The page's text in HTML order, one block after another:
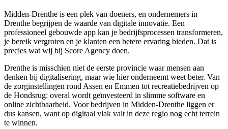
Midden-Drenthe is een plek van doeners, en ondernemers in
Drenthe begrijpen de waarde van digitale innovatie. Een
professioneel gebouwde app kan je bedrijfsprocessen transformeren,
je bereik vergroten en je klanten een betere ervaring bieden. Dat is
precies wat wij bij Score Agency doen.
Drenthe is misschien niet de eerste provincie waar mensen aan
denken bij digitalisering, maar wie hier onderneemt weet beter. Van
de zorginstellingen rond Assen en Emmen tot recreatiebedrijven op
de Hondsrug: overal wordt geïnvesteerd in slimme software en
online zichtbaarheid. Voor bedrijven in Midden-Drenthe liggen er
dus kansen, want op digitaal vlak valt in deze regio nog echt terrein
te winnen.